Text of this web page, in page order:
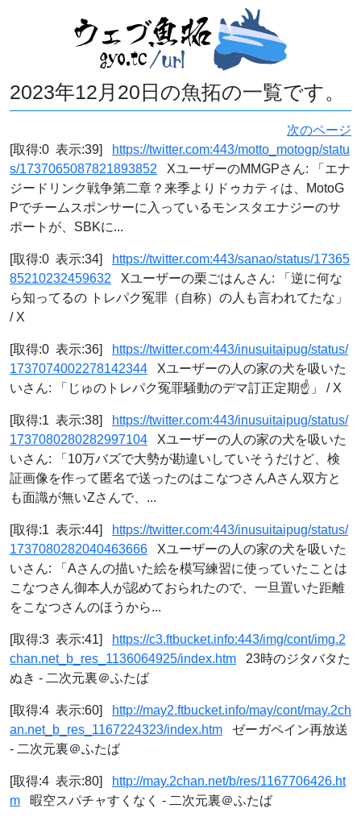
2023年12月20日の魚拓の一覧です。
次のページ
[取得:0 表示:39]
https://twitter.com:443/motto_motogp/statu
s/1737065087821893852 XユーザーのMMGPさん: 「エナ
ジードリンク戦争第二章？来季よりドゥカティは、MotoG
Pでチームスポンサーに入っているモンスタエナジーのサ
ポートが、SBKに...
[取得:0 表示:34]
https://twitter.com:443/sanao/status/17365
85210232459632 Xユーザーの栗ごはんさん: 「逆に何な
ら知ってるの トレパク冤罪（自称）の人も言われてたな」
/ X
[取得:0 表示:36]
https://twitter.com:443/inusuitaipug/status/
1737074002278142344 Xユーザーの人の家の犬を吸いた
いさん: 「じゅのトレパク冤罪騒動のデマ訂正定期☝️」 / X
[取得:1 表示:38]
https://twitter.com:443/inusuitaipug/status/
1737080280282997104 Xユーザーの人の家の犬を吸いた
いさん: 「10万バズで大勢が勘違いしていそうだけど、検
証画像を作って匿名で送ったのはこなつさんAさん双方と
も面識が無いZさんで、...
[取得:1 表示:44]
https://twitter.com:443/inusuitaipug/status/
1737080282040463666 Xユーザーの人の家の犬を吸いた
いさん: 「Aさんの描いた絵を模写練習に使っていたことは
こなつさん御本人が認めておられたので、一旦置いた距離
をこなつさんのほうから...
[取得:3 表示:41]
https://c3.ftbucket.info:443/img/cont/img.2
chan.net_b_res_1136064925/index.htm 23時のジタバタた
ぬき - 二次元裏＠ふたば
[取得:4 表示:60]
http://may2.ftbucket.info/may/cont/may.2ch
an.net_b_res_1167224323/index.htm ゼーガペイン再放送
- 二次元裏＠ふたば
[取得:4 表示:80]
http://may.2chan.net/b/res/1167706426.ht
m 暇空スパチャすくなく - 二次元裏＠ふたば